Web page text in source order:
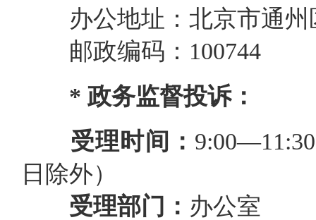
办公地址： 北京市通州
邮政编码： 100744
* 政务监督投诉：
受理时间：
日除外）
受理部门： 办公室